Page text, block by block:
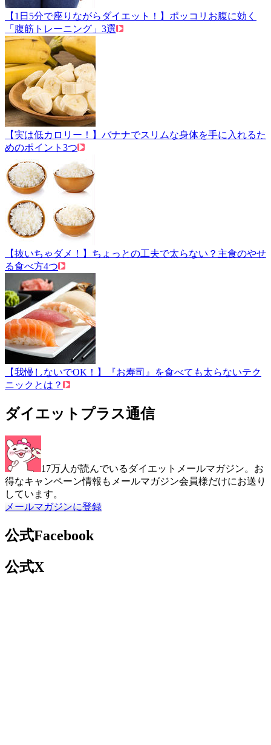
【1日5分で座りながらダイエット！】ポッコリお腹に効く
「腹筋トレーニング」3選
【実は低カロリー！】バナナでスリムな身体を手に入れるた
めのポイント3つ
【抜いちゃダメ！】ちょっとの工夫で太らない？主食のやせ
る食べ方4つ
【我慢しないでOK！】『お寿司』を食べても太らないテク
ニックとは？
ダイエットプラス通信
17万人が読んでいるダイエットメールマガジン。お
得なキャンペーン情報もメールマガジン会員様だけにお送り
しています。
メールマガジンに登録
公式Facebook
公式X